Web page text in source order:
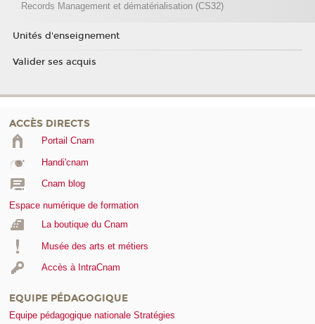
Records Management et dématérialisation (CS32)
Unités d'enseignement
Valider ses acquis
ACCÈS DIRECTS
Portail Cnam
Handi'cnam
Cnam blog
Espace numérique de formation
La boutique du Cnam
Musée des arts et métiers
Accès à IntraCnam
EQUIPE PÉDAGOGIQUE
Equipe pédagogique nationale Stratégies